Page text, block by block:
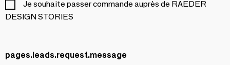
Je souhaite passer commande auprès de RAEDER
DESIGN STORIES
pages.leads.request.message